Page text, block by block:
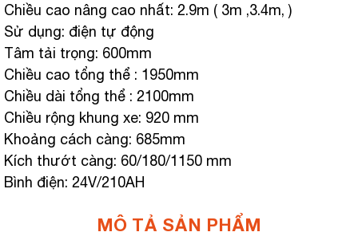
Chiều cao nâng cao nhất: 2.9m ( 3m ,3.4m, )
Sử dụng: điện tự động
Tâm tải trọng: 600mm
Chiều cao tổng thể : 1950mm
Chiều dài tổng thể : 2100mm
Chiều rộng khung xe: 920 mm
Khoảng cách càng: 685mm
Kích thướt càng: 60/180/1150 mm
Bình điện: 24V/210AH
MÔ TẢ SẢN PHẨM